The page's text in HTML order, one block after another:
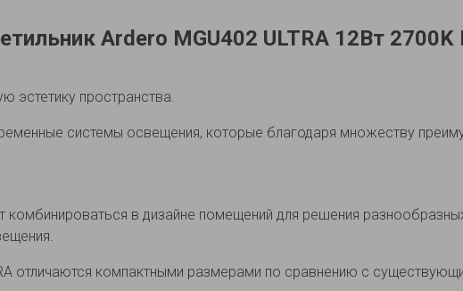
Ardero MGU402 ULTRA 12Вт
эстетику пространства.
системы освещения, которые благодаря множеству
комбинироваться в дизайне помещений для решения
отличаются компактными размерами по сравнению с